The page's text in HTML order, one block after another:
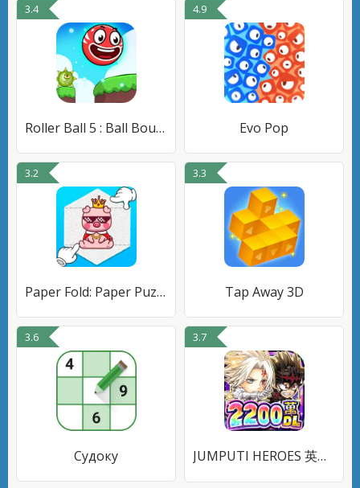
3.4
Roller Ball 5 : Ball Bounce
4.9
Evo Pop
3.2
Paper Fold: Paper Puzzle 3D
3.3
Tap Away 3D
3.6
Судоку
3.7
JUMPUTI HEROES 英雄氣泡 奇詭幻境大特集祭